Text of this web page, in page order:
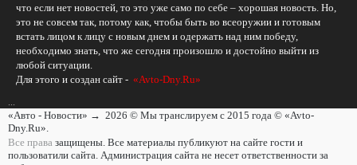
что если нет новостей, то это уже само по себе – хорошая новость. Но,
это не совсем так, потому как, чтобы быть во всеоружии и готовым
встать лицом к лицу с новым днем и одержать над ним победу,
необходимо знать, что же сегодня произошло и достойно выйти из
любой ситуации.
Для этого и создан сайт - «Avto-Dny.Ru»
«Авто - Новости» → 2026 © Мы транслируем с 2015 года © «Avto-
Dny.Ru».
Все права защищены. Все материалы публикуют на сайте гости и
пользоватили сайта. Администрация сайта не несет ответственности за